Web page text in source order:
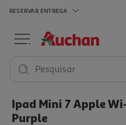
RESERVAR ENTREGA
Pesquisar
Ipad Mini 7 Apple
Purple